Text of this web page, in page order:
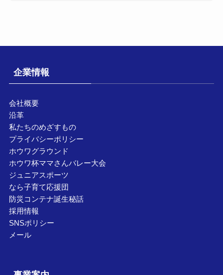
企業情報
会社概要
沿革
私たちのめざすもの
プライバシーポリシー
ホウワグラウンド
ホウワ杯ママさんバレー大会
ジュニアスポーツ
なら子育て応援団
防災コンテナ誕生秘話
採用情報
SNSポリシー
メール